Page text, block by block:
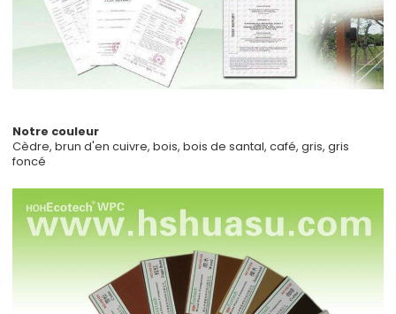
Notre couleur
Cèdre, brun d'en cuivre, bois, bois de santal, café, gris, gris
foncé